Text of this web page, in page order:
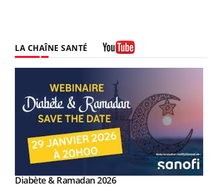
LA CHAÎNE SANTÉ
Youtube
Diabète & Ramadan 2026Youtube